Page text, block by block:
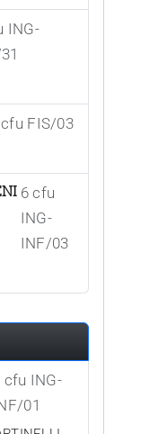
ING-
cfu FIS/03
6 cfu
ING-
INF/03
cfu ING-
01